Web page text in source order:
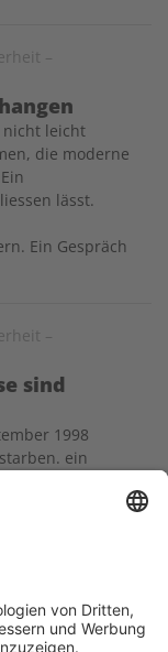
–
nicht leicht
die moderne
lässt.
Ein Gespräch
–
sind
1998
ein
temporärer
der SBB und